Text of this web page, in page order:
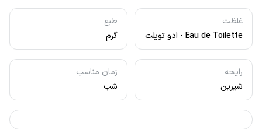
غلظت
Eau de Toilette - ادو تویلت
طبع
گرم
رایحه
شیرین
زمان مناسب
شب